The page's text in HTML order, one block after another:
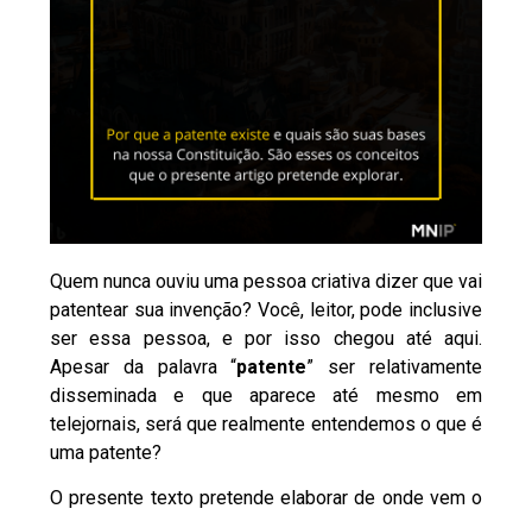
Quem nunca ouviu uma pessoa criativa dizer que vai
patentear sua invenção? Você, leitor, pode inclusive
ser essa pessoa, e por isso chegou até aqui.
Apesar da palavra “patente” ser relativamente
disseminada e que aparece até mesmo em
telejornais, será que realmente entendemos o que é
uma patente?
O presente texto pretende elaborar de onde vem o